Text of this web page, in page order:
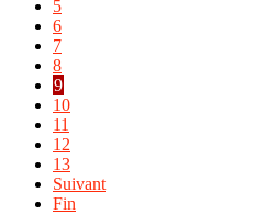
5
6
7
8
9
10
11
12
13
Suivant
Fin